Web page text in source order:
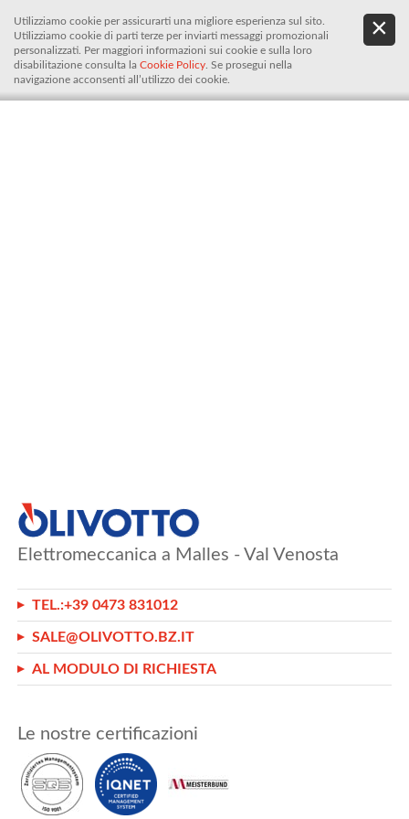
Utilizziamo cookie per assicurarti una migliore esperienza sul sito.
Utilizziamo cookie di parti terze per inviarti messaggi promozionali
personalizzati. Per maggiori informazioni sui cookie e sulla loro
disabilitazione consulta la Cookie Policy . Se prosegui nella
navigazione acconsenti all’utilizzo dei cookie.
De.It
Elettromeccanica a Malles - Val Venosta
TEL.:+39 0473 831012
SALE@OLIVOTTO.BZ.IT
AL MODULO DI RICHIESTA
Le nostre certificazioni